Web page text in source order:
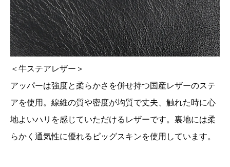
＜牛ステアレザー＞
アッパーは強度と柔らかさを併せ持つ国産レザーのステ
アを使用。線維の質や密度が均質で丈夫、触れた時に心
地よいハリを感じていただけるレザーです。裏地には柔
らかく通気性に優れるピッグスキンを使用しています。